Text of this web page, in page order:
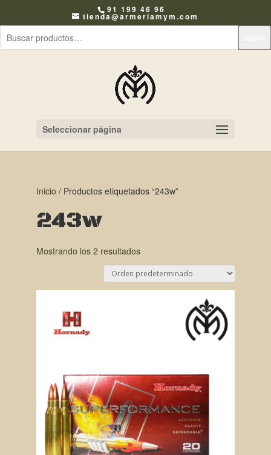
91 199 46 96
tienda@armeriamym.com
Seleccionar página
Inicio / Productos etiquetados “243w”
243w
Mostrando los 2 resultados